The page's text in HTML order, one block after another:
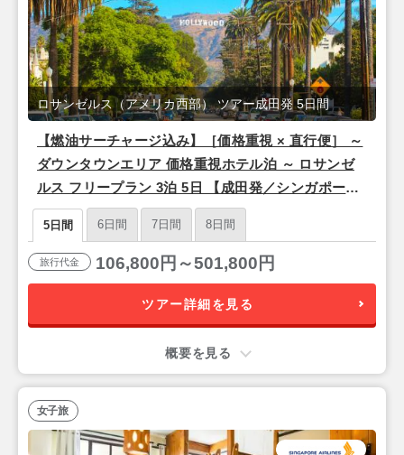
【燃油サーチャージ込み】［価格重視 × 直行便］ ～
ダウンタウンエリア 価格重視ホテル泊 ～ ロサンゼ
ルス フリープラン 3泊 5日 【成田発／シンガポール
航空利用】
ロサンゼルス（アメリカ西部） ツアー成田発 5日間
5日間 6日間 7日間 8日間
旅行代金 106,800円～501,800円
ツアー詳細を見る
概要を見る
女子旅